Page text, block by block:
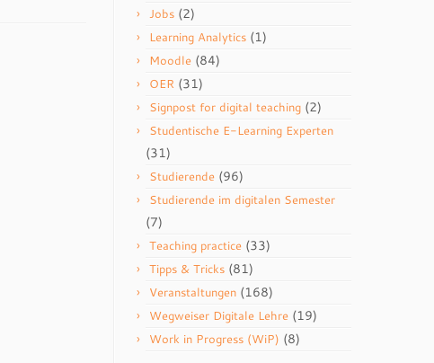
Jobs (2)
Learning Analytics (1)
Moodle (84)
OER (31)
Signpost for digital teaching (2)
Studentische E-Learning Experten
(31)
Studierende (96)
Studierende im digitalen Semester
(7)
Teaching practice (33)
Tipps & Tricks (81)
Veranstaltungen (168)
Wegweiser Digitale Lehre (19)
Work in Progress (WiP) (8)